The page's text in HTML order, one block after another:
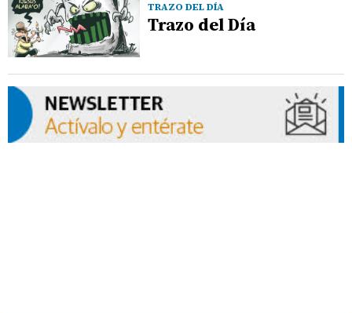
TRAZO DEL DÍA
Trazo del Día